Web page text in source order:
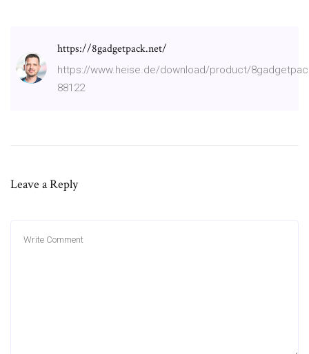
https://8gadgetpack.net/
https://www.heise.de/download/product/
88122
Leave a Reply